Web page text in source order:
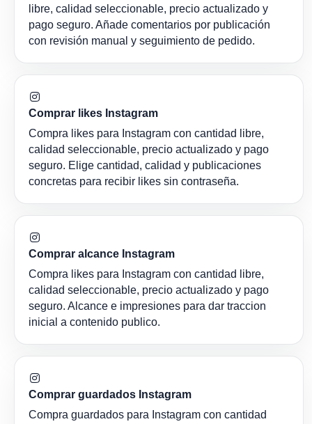
libre, calidad seleccionable, precio actualizado y
pago seguro. Añade comentarios por publicación
con revisión manual y seguimiento de pedido.
Comprar likes Instagram
Compra likes para Instagram con cantidad libre,
calidad seleccionable, precio actualizado y pago
seguro. Elige cantidad, calidad y publicaciones
concretas para recibir likes sin contraseña.
Comprar alcance Instagram
Compra likes para Instagram con cantidad libre,
calidad seleccionable, precio actualizado y pago
seguro. Alcance e impresiones para dar traccion
inicial a contenido publico.
Comprar guardados Instagram
Compra guardados para Instagram con cantidad